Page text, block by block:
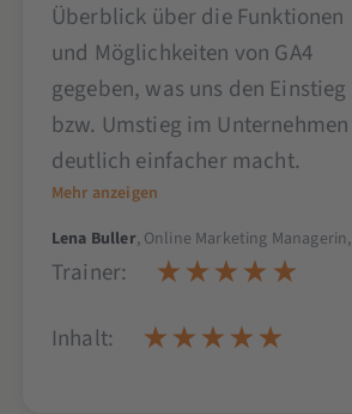
Überblick über die Funktionen
und Möglichkeiten von GA4
gegeben, was uns den Einstieg
bzw. Umstieg im Unternehmen
deutlich einfacher macht.
Mehr anzeigen
Lena Buller, Online Marketing Managerin,
Trainer:
Inhalt: